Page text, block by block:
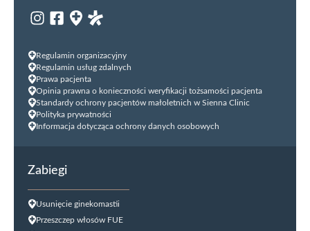
Regulamin organizacyjny
Regulamin usług zdalnych
Prawa pacjenta
Opinia prawna o konieczności weryfikacji tożsamości pacjenta
Standardy ochrony pacjentów małoletnich w Sienna Clinic
Polityka prywatności
Informacja dotycząca ochrony danych osobowych
Zabiegi
Usunięcie ginekomastii
Przeszczep włosów FUE